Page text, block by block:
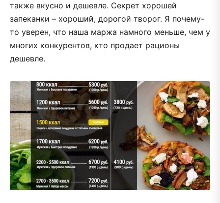
также вкусно и дешевле. Секрет хорошей
запеканки – хороший, дорогой творог. Я почему-
то уверен, что наша маржа намного меньше, чем у
многих конкурентов, кто продает рационы
дешевле.